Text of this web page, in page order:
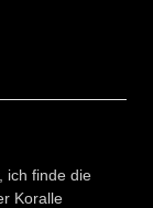
ich finde die
Koralle